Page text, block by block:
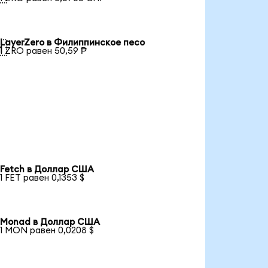
LayerZero в Филиппинское песо
1 ZRO равен 50,59 ₱
Fetch в Доллар США
1 FET равен 0,1353 $
Monad в Доллар США
1 MON равен 0,0208 $